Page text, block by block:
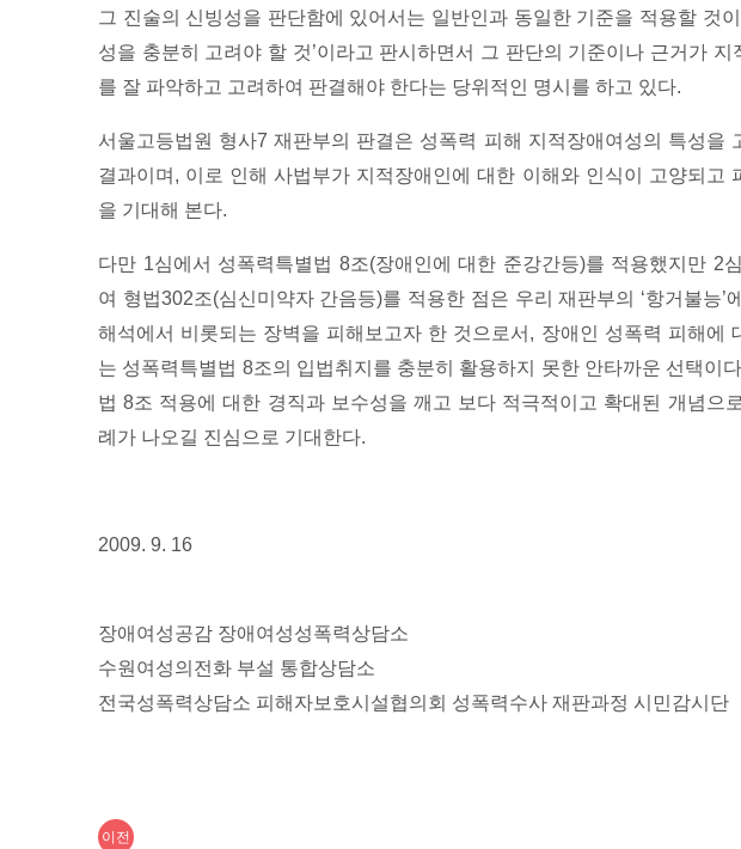
그 진술의 신빙성을 판단함에 있어서는 일반인과 동일한 기준을 적용할 것
성을 충분히 고려야 할 것’이라고 판시하면서 그 판단의 기준이나 근거가 지
를 잘 파악하고 고려하여 판결해야 한다는 당위적인 명시를 하고 있다.
서울고등법원 형사7 재판부의 판결은 성폭력 피해 지적장애여성의 특성을
결과이며, 이로 인해 사법부가 지적장애인에 대한 이해와 인식이 고양되고
을 기대해 본다.
다만 1심에서 성폭력특별법 8조(장애인에 대한 준강간등)를 적용했지만 2
여 형법302조(심신미약자 간음등)를 적용한 점은 우리 재판부의 ‘항거불능’
해석에서 비롯되는 장벽을 피해보고자 한 것으로서, 장애인 성폭력 피해에
는 성폭력특별법 8조의 입법취지를 충분히 활용하지 못한 안타까운 선택이
법 8조 적용에 대한 경직과 보수성을 깨고 보다 적극적이고 확대된 개념으
례가 나오길 진심으로 기대한다.
2009. 9. 16
장애여성공감 장애여성성폭력상담소
수원여성의전화 부설 통합상담소
전국성폭력상담소 피해자보호시설협의회 성폭력수사 재판과정 시민감시단
이전
이